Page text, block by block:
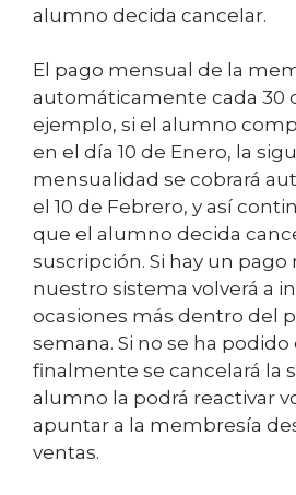
alumno decida cancelar.
El pago mensual de la
automáticamente cada 30
ejemplo, si el alumno
en el día 10 de Enero, la
mensualidad se cobrará
el 10 de Febrero, y así
que el alumno decida
suscripción. Si hay un
nuestro sistema volverá a
ocasiones más dentro del
semana. Si no se ha podido
finalmente se cancelará la
alumno la podrá reactivar
apuntar a la membresía
ventas.